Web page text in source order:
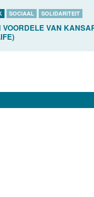
SOCIAAL SOLIDARITEIT
VOORDELE VAN